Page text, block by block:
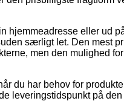
hjemmeadresse eller ud
særligt let. Den mest
men den mulighed
du har behov for
leveringstidspunkt på